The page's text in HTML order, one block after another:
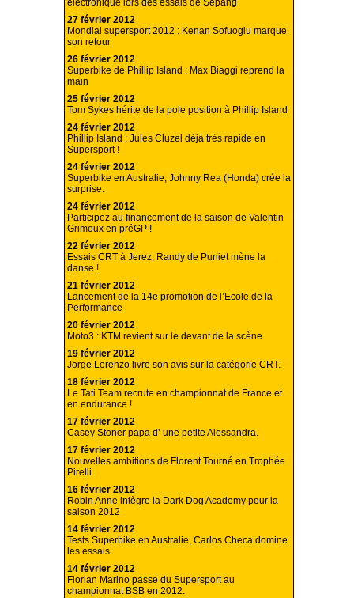
électronique lors des essais de Sepang
27 février 2012
Mondial supersport 2012 : Kenan Sofuoglu marque
son retour
26 février 2012
Superbike de Phillip Island : Max Biaggi reprend la
main
25 février 2012
Tom Sykes hérite de la pole position à Phillip Island
24 février 2012
Phillip Island : Jules Cluzel déjà très rapide en
Supersport !
24 février 2012
Superbike en Australie, Johnny Rea (Honda) crée la
surprise.
24 février 2012
Participez au financement de la saison de Valentin
Grimoux en préGP !
22 février 2012
Essais CRT à Jerez, Randy de Puniet mène la
danse !
21 février 2012
Lancement de la 14e promotion de l’Ecole de la
Performance
20 février 2012
Moto3 : KTM revient sur le devant de la scène
19 février 2012
Jorge Lorenzo livre son avis sur la catégorie CRT.
18 février 2012
Le Tati Team recrute en championnat de France et
en endurance !
17 février 2012
Casey Stoner papa d’ une petite Alessandra.
17 février 2012
Nouvelles ambitions de Florent Tourné en Trophée
Pirelli
16 février 2012
Robin Anne intègre la Dark Dog Academy pour la
saison 2012
14 février 2012
Tests Superbike en Australie, Carlos Checa domine
les essais.
14 février 2012
Florian Marino passe du Supersport au
championnat BSB en 2012.